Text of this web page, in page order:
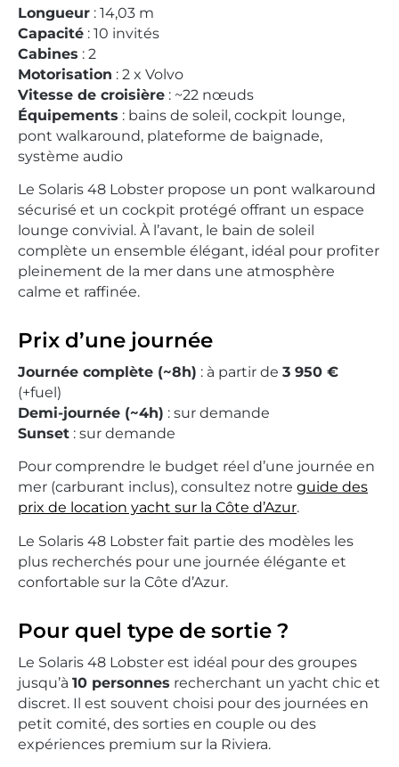
Longueur : 14,03 m
Capacité : 10 invités
Cabines : 2
Motorisation : 2 x Volvo
Vitesse de croisière : ~22 nœuds
Équipements : bains de soleil, cockpit lounge,
pont walkaround, plateforme de baignade,
système audio
Le Solaris 48 Lobster propose un pont walkaround
sécurisé et un cockpit protégé offrant un espace
lounge convivial. À l’avant, le bain de soleil
complète un ensemble élégant, idéal pour profiter
pleinement de la mer dans une atmosphère
calme et raffinée.
Prix d’une journée
Journée complète (~8h) : à partir de 3 950 €
(+fuel)
Demi-journée (~4h) : sur demande
Sunset : sur demande
Pour comprendre le budget réel d’une journée en
mer (carburant inclus), consultez notre guide des
prix de location yacht sur la Côte d’Azur.
Le Solaris 48 Lobster fait partie des modèles les
plus recherchés pour une journée élégante et
confortable sur la Côte d’Azur.
Pour quel type de sortie ?
Le Solaris 48 Lobster est idéal pour des groupes
jusqu’à 10 personnes recherchant un yacht chic et
discret. Il est souvent choisi pour des journées en
petit comité, des sorties en couple ou des
expériences premium sur la Riviera.